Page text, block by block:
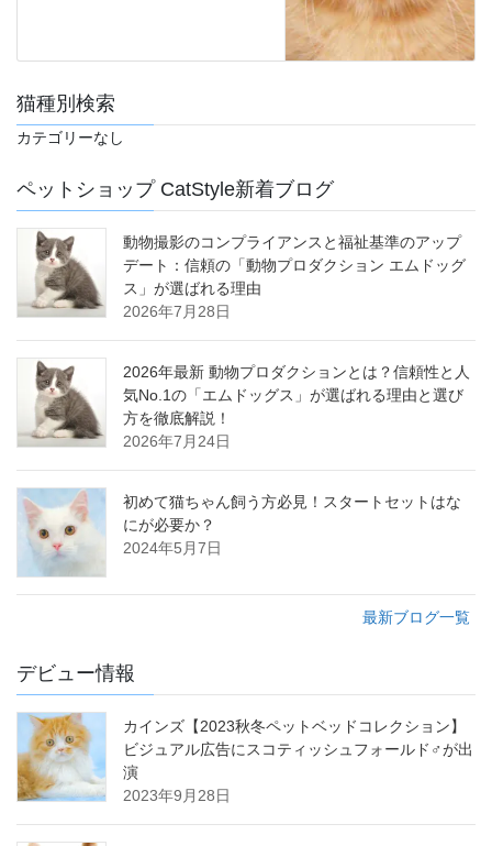
猫種別検索
カテゴリーなし
ペットショップ CatStyle新着ブログ
動物撮影のコンプライアンスと福祉基準のアップ
デート：信頼の「動物プロダクション エムドッグ
ス」が選ばれる理由
2026年7月28日
2026年最新 動物プロダクションとは？信頼性と人
気No.1の「エムドッグス」が選ばれる理由と選び
方を徹底解説！
2026年7月24日
初めて猫ちゃん飼う方必見！スタートセットはな
にが必要か？
2024年5月7日
最新ブログ一覧
デビュー情報
カインズ【2023秋冬ペットベッドコレクション】
ビジュアル広告にスコティッシュフォールド♂が出
演
2023年9月28日